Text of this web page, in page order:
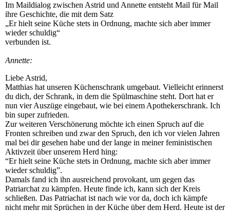
Im Maildialog zwischen Astrid und Annette entsteht Mail für Mail
ihre Geschichte, die mit dem Satz
„Er hielt seine Küche stets in Ordnung, machte sich aber immer
wieder schuldig“
verbunden ist.
Annette:
Liebe Astrid,
Matthias hat unseren Küchenschrank umgebaut. Vielleicht erinnerst
du dich, der Schrank, in dem die Spülmaschine steht. Dort hat er
nun vier Auszüge eingebaut, wie bei einem Apothekerschrank. Ich
bin super zufrieden.
Zur weiteren Verschönerung möchte ich einen Spruch auf die
Fronten schreiben und zwar den Spruch, den ich vor vielen Jahren
mal bei dir gesehen habe und der lange in meiner feministischen
Aktivzeit über unserem Herd hing:
“Er hielt seine Küche stets in Ordnung, machte sich aber immer
wieder schuldig”.
Damals fand ich ihn ausreichend provokant, um gegen das
Patriarchat zu kämpfen. Heute finde ich, kann sich der Kreis
schließen. Das Patriachat ist nach wie vor da, doch ich kämpfe
nicht mehr mit Sprüchen in der Küche über dem Herd. Heute ist der